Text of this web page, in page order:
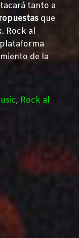
tanto a
que
Rock al
de la
, Rock al